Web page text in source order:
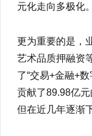
元化走向多极化。
更为重要的是，
艺术品质押融资
了“交易+金融+
贡献了89.98亿
但在近几年逐渐